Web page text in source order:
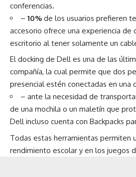
conferencias.
– 10% de los usuarios prefieren
accesorio ofrece una experiencia de
escritorio al tener solamente un
El docking de Dell es una de las
compañía, la cual permite que dos
presencial estén conectadas en una
– ante la necesidad de
de una mochila o un maletín que
Dell incluso cuenta con Backpacks
Todas estas herramientas permiten
rendimiento escolar y en los juegos